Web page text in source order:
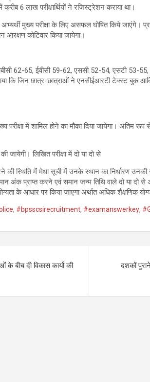
6 लाख परीक्षार्थियों ने रजिस्ट्रेशन कराया था।
मुख्य परीक्षा के लिए असफल घोषित किये जाएंगे।
कोटिवार किया जायेगा।
62-65, ईवीसी 59-62, एससी 52-54, एसटी 53-
कि जिन छात्र-छात्राओं ने एनसीईआरटी टेक्स्ट बुक आदि
परीक्षा में शामिल होने का मौका दिया जायेगा। अंतिम
जायेगी। लिखित परीक्षा में दो या दो से
स्थिति में मेधा सूची में उनके स्थान का निर्धारण
अंक प्राप्त करने एवं समान जन्म तिथि वाले दो या दो से
के आधार पर किया जाएगा अर्थात अधिक शैक्षणिक
, #bpsscsirecruitment, #examanswerkey,
बीच दी विकास कार्यो की
दशकों